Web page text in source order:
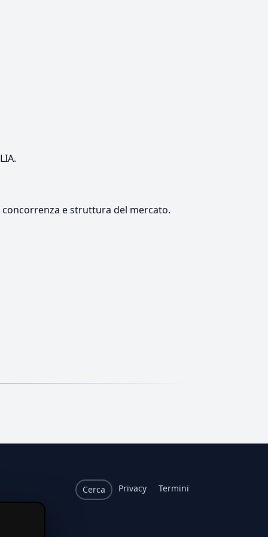
e struttura del mercato.
Cerca Privacy Termini